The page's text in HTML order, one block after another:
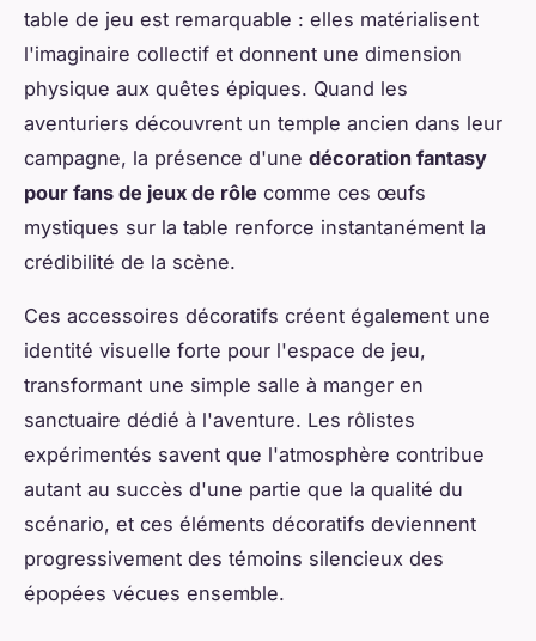
table de jeu est remarquable : elles matérialisent
l'imaginaire collectif et donnent une dimension
physique aux quêtes épiques. Quand les
aventuriers découvrent un temple ancien dans leur
campagne, la présence d'une décoration fantasy
pour fans de jeux de rôle comme ces œufs
mystiques sur la table renforce instantanément la
crédibilité de la scène.
Ces accessoires décoratifs créent également une
identité visuelle forte pour l'espace de jeu,
transformant une simple salle à manger en
sanctuaire dédié à l'aventure. Les rôlistes
expérimentés savent que l'atmosphère contribue
autant au succès d'une partie que la qualité du
scénario, et ces éléments décoratifs deviennent
progressivement des témoins silencieux des
épopées vécues ensemble.